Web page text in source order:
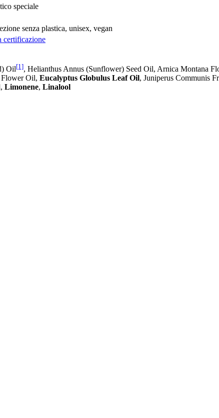
speciale
senza plastica, unisex, vegan
certificazione
Oil[1], Helianthus Annus (Sunflower) Seed Oil, Arnica Montana
Oil, Eucalyptus Globulus Leaf Oil, Juniperus Communis
Limonene, Linalool